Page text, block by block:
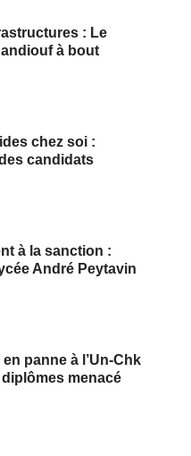
: Le
à bout
chez soi :
candidats
à la sanction :
André Peytavin
panne à l’Un-Chk
diplômes menacé